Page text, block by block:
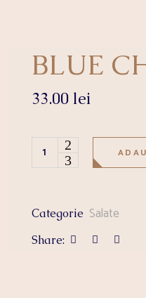
BLUE
33.00 lei
BLUE CHEESE quantity
Categorie Salate
Share: